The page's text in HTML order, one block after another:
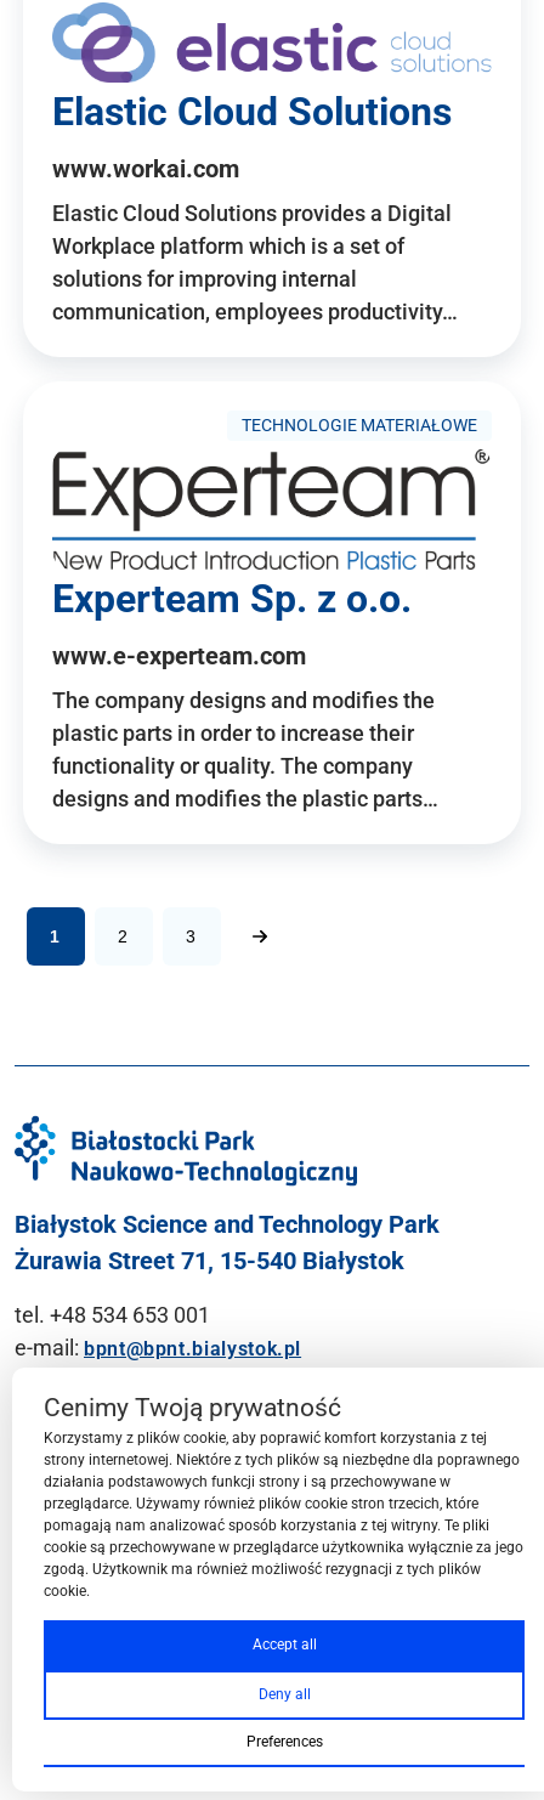
Elastic Cloud Solutions
www.workai.com
Elastic Cloud Solutions provides a Digital
Workplace platform which is a set of
solutions for improving internal
communication, employees productivity…
TECHNOLOGIE MATERIAŁOWE
Experteam Sp. z o.o.
www.e-experteam.com
The company designs and modifies the
plastic parts in order to increase their
functionality or quality. The company
designs and modifies the plastic parts…
1 2 3
Białystok Science and Technology Park
Żurawia Street 71, 15-540 Białystok
tel. +48 534 653 001
e-mail: bpnt@bpnt.bialystok.pl
Contact
BPN-T Area
BPN-T Offer
Cenimy Twoją prywatność
Korzystamy z plików cookie, aby poprawić komfort korzystania z tej
strony internetowej. Niektóre z tych plików są niezbędne dla poprawnego
działania podstawowych funkcji strony i są przechowywane w
przeglądarce. Używamy również plików cookie stron trzecich, które
pomagają nam analizować sposób korzystania z tej witryny. Te pliki
cookie są przechowywane w przeglądarce użytkownika wyłącznie za jego
zgodą. Użytkownik ma również możliwość rezygnacji z tych plików
cookie.
Accept all
Deny all
Preferences